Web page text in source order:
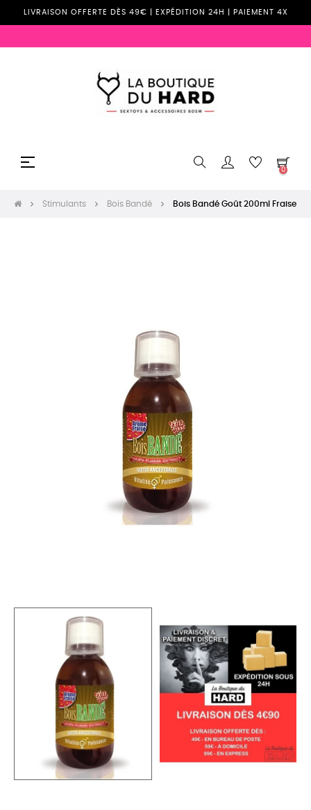
LIVRAISON OFFERTE DÈS 49€ | EXPÉDITION 24H | PAIEMENT 4X
Basculer
☰
0
Stimulants Bois Bandé Bois Bandé Goût 200ml Fraise